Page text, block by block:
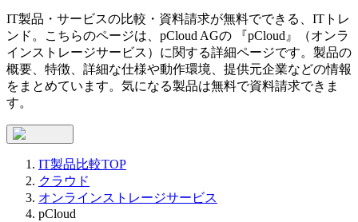
IT製品・サービスの比較・資料請求が無料でできる、ITトレ
ンド。こちらのページは、 pCloud AGの 『pCloud 』（オンラ
インストレージサービス ）に関する詳細ページです。製品の
概要、特徴、詳細な仕様や動作環境、提供元企業などの情報
をまとめています。気になる製品は無料で資料請求できま
す。
IT製品比較TOP
クラウド
オンラインストレージサービス
pCloud